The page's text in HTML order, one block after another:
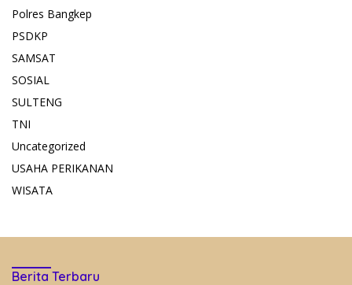
Polres Bangkep
PSDKP
SAMSAT
SOSIAL
SULTENG
TNI
Uncategorized
USAHA PERIKANAN
WISATA
Berita Terbaru